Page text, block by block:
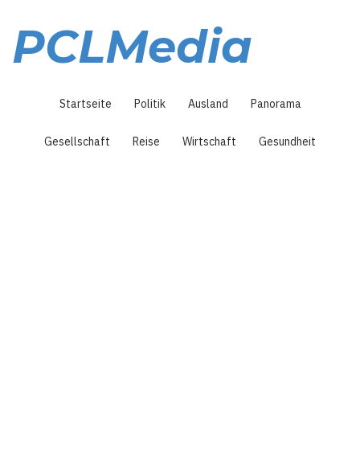
Inhalt
PCLMedia
Startseite Politik Ausland Panorama
Gesellschaft Reise Wirtschaft Gesundheit